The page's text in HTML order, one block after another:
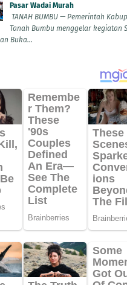
Pasar Wadai Murah
TANAH BUMBU — Pemerintah
Tanah Bumbu menggelar kegiatan
Buka...